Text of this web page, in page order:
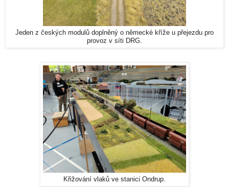
Jeden z českých modulů doplněný o německé kříže u přejezdu pro
provoz v síti DRG.
Křižování vlaků ve stanici Ondrup.